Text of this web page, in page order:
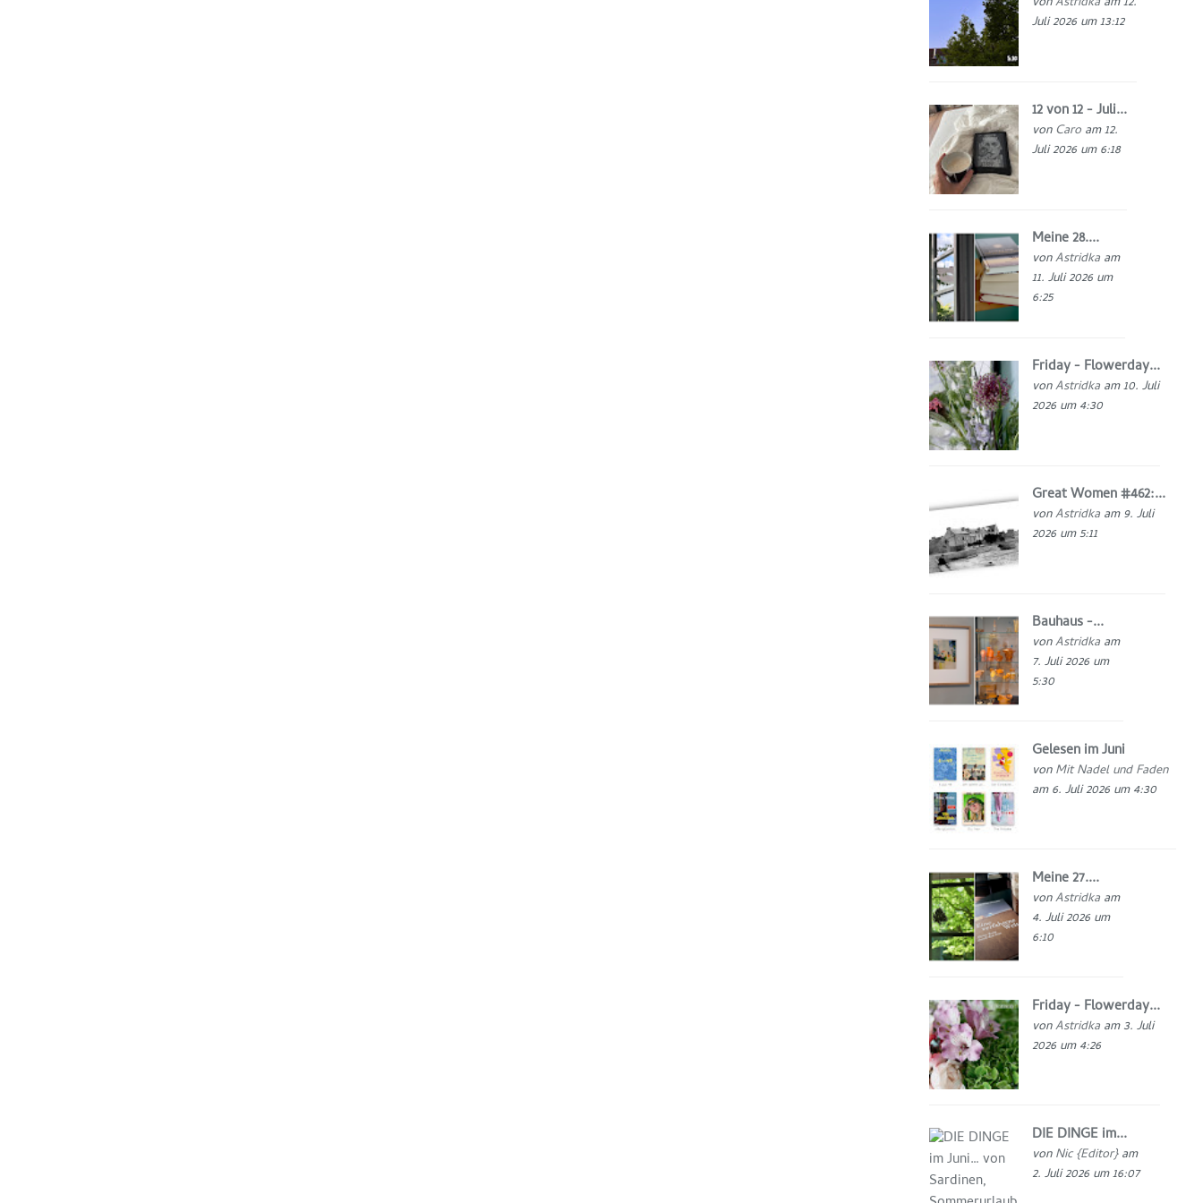
Juli 2026 um 13:12
12 von 12 - Juli...
vonCaro am 12.
Juli 2026 um 6:18
Meine 28....
vonAstridka am
11. Juli 2026 um
6:25
Friday - Flowerday...
vonAstridka am 10. Juli
2026 um 4:30
Great Women #462:...
vonAstridka am 9. Juli
2026 um 5:11
Bauhaus -...
vonAstridka am
7. Juli 2026 um
5:30
Gelesen im Juni
vonMit Nadel und Faden
am 6. Juli 2026 um 4:30
Meine 27....
vonAstridka am
4. Juli 2026 um
6:10
Friday - Flowerday...
vonAstridka am 3. Juli
2026 um 4:26
DIE DINGE im...
vonNic {Editor}am
2. Juli 2026 um 16:07